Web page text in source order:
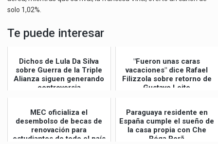
solo 1,02%.
Te puede interesar
Dichos de Lula Da Silva
sobre Guerra de la Triple
Alianza siguen generando
controversia
"Fueron unas caras
vacaciones" dice Rafael
Filizzola sobre retorno de
Gustavo Leite
MEC oficializa el
desembolso de becas de
renovación para
estudiantes de todo el país
Paraguaya residente en
España cumple el sueño de
la casa propia con Che
Róga Porã